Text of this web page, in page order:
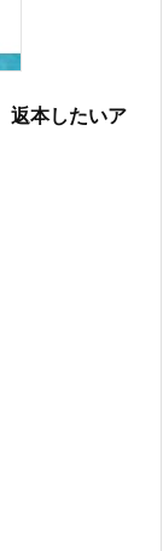
返本したいア